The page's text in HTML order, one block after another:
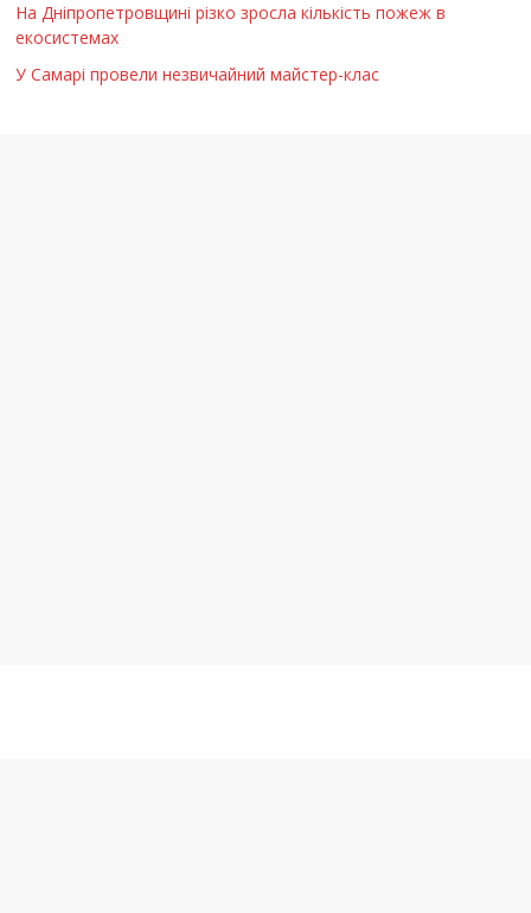
На Дніпропетровщині різко зросла кількість пожеж в
екосистемах
У Самарі провели незвичайний майстер-клас